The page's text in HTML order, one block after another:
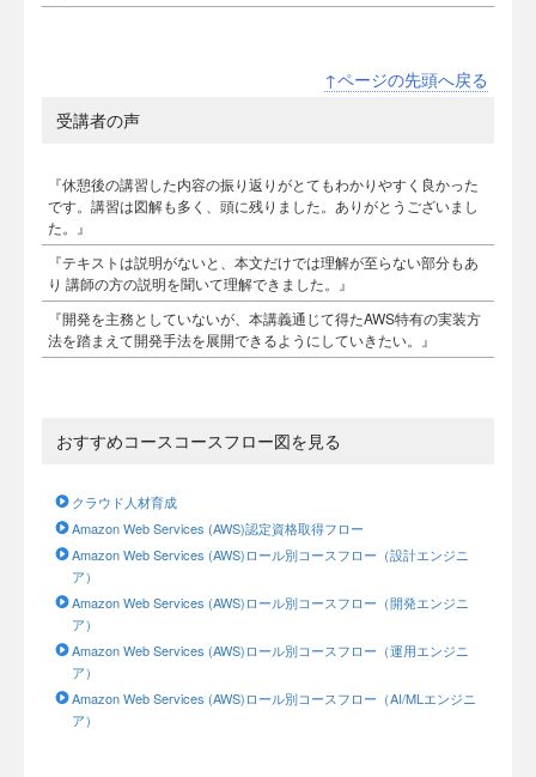
↑ページの先頭へ戻る
受講者の声
『休憩後の講習した内容の振り返りがとてもわかりやすく良かった
です。講習は図解も多く、頭に残りました。ありがとうございまし
た。』
『テキストは説明がないと、本文だけでは理解が至らない部分もあ
り 講師の方の説明を聞いて理解できました。』
『開発を主務としていないが、本講義通じて得たAWS特有の実装方
法を踏まえて開発手法を展開できるようにしていきたい。』
おすすめコースコースフロー図を見る
クラウド人材育成
Amazon Web Services (AWS)認定資格取得フロー
Amazon Web Services (AWS)ロール別コースフロー（設計エンジニ
ア）
Amazon Web Services (AWS)ロール別コースフロー（開発エンジニ
ア）
Amazon Web Services (AWS)ロール別コースフロー（運用エンジニ
ア）
Amazon Web Services (AWS)ロール別コースフロー（AI/MLエンジニ
ア）